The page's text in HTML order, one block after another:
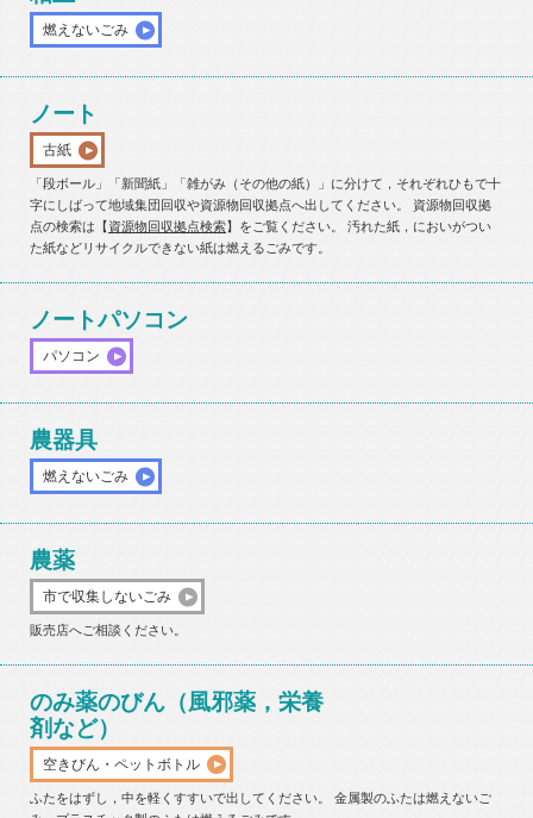
燃えないごみ
ノート
古紙
「段ボール」「新聞紙」「雑がみ（その他の紙）」に分けて，それぞれひもで十
字にしばって地域集団回収や資源物回収拠点へ出してください。 資源物回収拠
点の検索は【 資源物回収拠点検索】をご覧ください。 汚れた紙，においがつい
た紙などリサイクルできない紙は燃えるごみです。
ノートパソコン
パソコン
農器具
燃えないごみ
農薬
市で収集しないごみ
販売店へご相談ください。
のみ薬のびん（風邪薬，栄養
剤など）
空きびん・ペットボトル
ふたをはずし，中を軽くすすいで出してください。 金属製のふたは燃えないご